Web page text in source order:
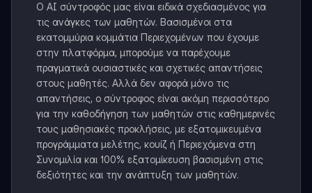
Ο AI σύντροφός μας είναι ειδικά σχεδιασμένος για
τις ανάγκες των μαθητών. Βασισμένοι στα
εκατομμύρια κομμάτια Περιεχομένων που έχουμε
στην πλατφόρμα, μπορούμε να παρέχουμε
πραγματικά ουσιαστικές και σχετικές απαντήσεις
στους μαθητές. Αλλά δεν αφορά μόνο τις
απαντήσεις, ο σύντροφος είναι ακόμη περισσότερο
για την καθοδήγηση των μαθητών στις καθημερινές
τους μαθησιακές προκλήσεις, με εξατομικευμένα
προγράμματα μελέτης, κουίζ ή Περιεχόμενα στη
Συνομιλία και 100% εξατομίκευση βασισμένη στις
δεξιότητες και την ανάπτυξη των μαθητών.